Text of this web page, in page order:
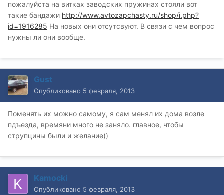
пожалуйста на витках заводских пружинах стояли вот
такие бандажи http://www.avtozapchasty.ru/shop/i.php?
id=1916285 На новых они отсутсвуют. В связи с чем вопрос
нужны ли они вообще.
Gust
Опубликовано 5 февраля, 2013
Поменять их можно самому, я сам менял их дома возле
пдъезда, времяни много не заняло. главное, чтобы
струпцины были и желание))
Kamocki
Опубликовано 5 февраля, 2013